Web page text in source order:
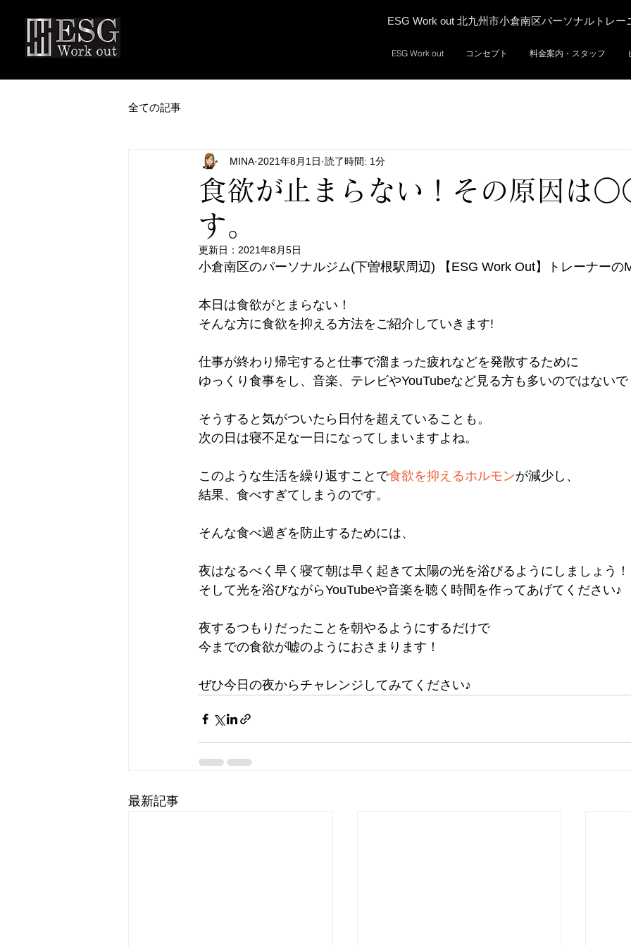
ESG Work out 北九州市小倉南区パーソナルトレー
ESG Work out コンセプト 料金案内・スタッフ
全ての記事
食欲が止まらない！その原因は
す。
MINA 2021年8月1日 読了時間: 1分
更新日： 2021年8月5日
小倉南区のパーソナルジム(下曽根駅周辺) 【ESG Work Out】トレーナーの
本日は食欲がとまらない！
そんな方に食欲を抑える方法をご紹介していきます!
仕事が終わり帰宅すると仕事で溜まった疲れなどを発散するために
ゆっくり食事をし、音楽、テレビやYouTubeなど見る方も多いのではないで
そうすると気がついたら日付を超えていることも。
次の日は寝不足な一日になってしまいますよね。
このような生活を繰り返すことで食欲を抑えるホルモンが減少し、
結果、食べすぎてしまうのです。
そんな食べ過ぎを防止するためには、
夜はなるべく早く寝て朝は早く起きて太陽の光を浴びるようにしましょう！
そして光を浴びながらYouTubeや音楽を聴く時間を作ってあげてください♪
夜するつもりだったことを朝やるようにするだけで
今までの食欲が嘘のようにおさまります！
ぜひ今日の夜からチャレンジしてみてください♪
最新記事